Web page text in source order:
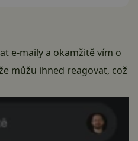
e-maily a okamžitě vím o
můžu ihned reagovat, což